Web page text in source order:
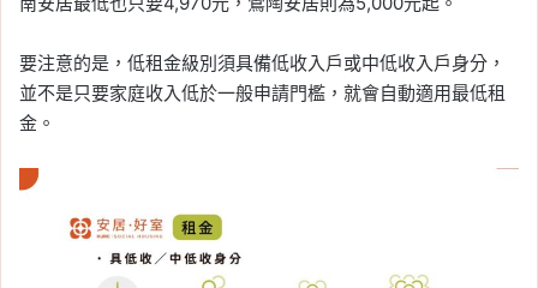
要注意的是，低租金級別須具備低收入戶或中低收入戶身分，
並不是只要家庭收入低於一般申請門檻，就會自動適用最低租
金。